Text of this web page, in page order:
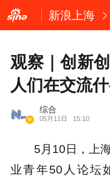
新浪上海
观察｜创新
人们在交流
综合
05月11日 15:10
5月10日，上
业青年50人论坛